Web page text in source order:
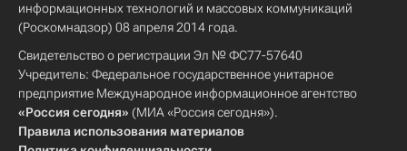
информационных технологий и массовых коммуникаций
(Роскомнадзор) 08 апреля 2014 года.
Свидетельство о регистрации Эл № ФС77-57640
Учредитель: Федеральное государственное унитарное
предприятие Международное информационное агентство
«Россия сегодня» (МИА «Россия сегодня»).
Правила использования материалов